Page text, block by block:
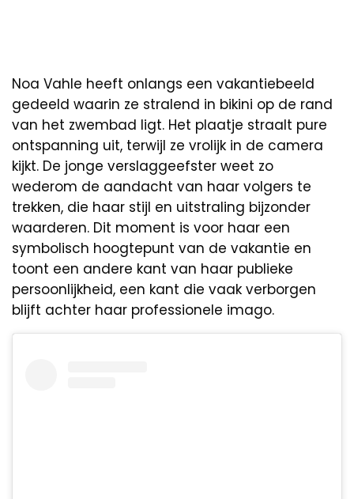
Noa Vahle heeft onlangs een vakantiebeeld
gedeeld waarin ze stralend in bikini op de rand
van het zwembad ligt. Het plaatje straalt pure
ontspanning uit, terwijl ze vrolijk in de camera
kijkt. De jonge verslaggeefster weet zo
wederom de aandacht van haar volgers te
trekken, die haar stijl en uitstraling bijzonder
waarderen. Dit moment is voor haar een
symbolisch hoogtepunt van de vakantie en
toont een andere kant van haar publieke
persoonlijkheid, een kant die vaak verborgen
blijft achter haar professionele imago.